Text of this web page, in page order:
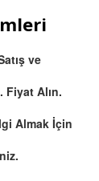
ve
Fiyat Alın.
Almak İçin